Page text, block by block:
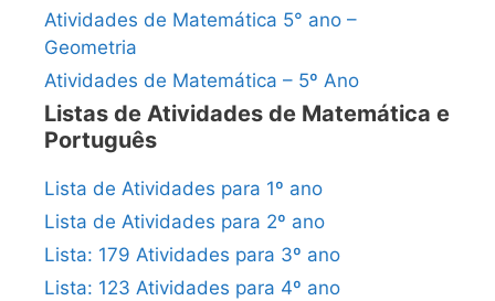
Atividades de Matemática 5° ano –
Geometria
Atividades de Matemática – 5º Ano
Listas de Atividades de Matemática e
Português
Lista de Atividades para 1º ano
Lista de Atividades para 2º ano
Lista: 179 Atividades para 3º ano
Lista: 123 Atividades para 4º ano